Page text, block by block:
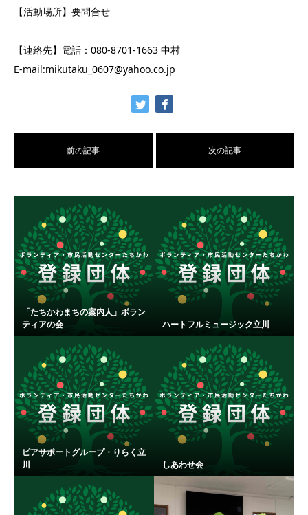
【活動場所】要問合せ
【連絡先】電話：080-8701-1663 中村
E-mail:mikutaku_0607@yahoo.co.jp
前の記事 次の記事
「たちかわまちの案内人」ボラン
ティアの会
ハートフルミュージック立川
ピアサポートグループ・りらく立
川
しあわせ会